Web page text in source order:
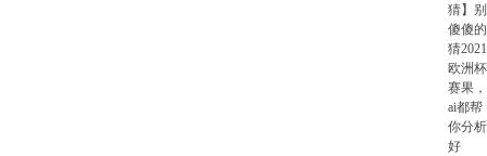
猜】别
傻傻的
猜2021
欧洲杯
赛果，
ai都帮
你分析
好